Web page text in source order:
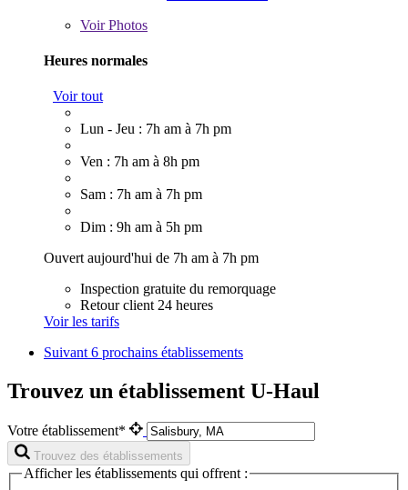
VoirPhotos
Heures normales
Voir tout
Lun - Jeu : 7h am à 7h pm
Ven : 7h am à 8h pm
Sam : 7h am à 7h pm
Dim : 9h am à 5h pm
Ouvert aujourd'hui de 7h am à 7h pm
Inspection gratuite du remorquage
Retour client 24 heures
Voir les tarifs
Suivant6 prochains établissements
Trouvez un établissement U-Haul
Votre établissement*
Trouvez des établissements
Afficher les établissements qui offrent :